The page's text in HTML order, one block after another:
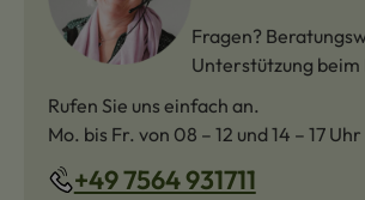
Fragen?
Unterstützung beim
Rufen Sie uns einfach an.
Mo. bis Fr. von 08 – 12 und 14 – 17 Uhr
+49 7564 931711